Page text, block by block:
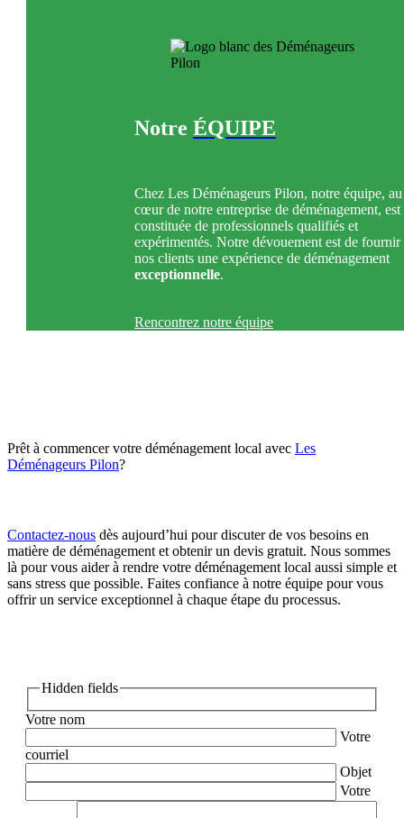
Notre ÉQUIPE
Chez Les Déménageurs Pilon, notre équipe, au
cœur de notre entreprise de déménagement, est
constituée de professionnels qualifiés et
expérimentés. Notre dévouement est de fournir
nos clients une expérience de déménagement
exceptionnelle.
Rencontrez notre équipe
Prêt à commencer votre déménagement local avec Les
Déménageurs Pilon?
Contactez-nous dès aujourd’hui pour discuter de vos besoins en
matière de déménagement et obtenir un devis gratuit. Nous sommes
là pour vous aider à rendre votre déménagement local aussi simple et
sans stress que possible. Faites confiance à notre équipe pour vous
offrir un service exceptionnel à chaque étape du processus.
Hidden fields
Votre nom
Votre
courriel
Objet
Votre